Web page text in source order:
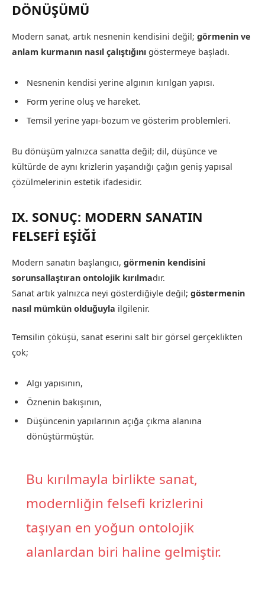
DÖNÜŞÜMÜ
Modern sanat, artık nesnenin kendisini değil; görmenin ve
anlam kurmanın nasıl çalıştığını göstermeye başladı.
Nesnenin kendisi yerine algının kırılgan yapısı.
Form yerine oluş ve hareket.
Temsil yerine yapı-bozum ve gösterim problemleri.
Bu dönüşüm yalnızca sanatta değil; dil, düşünce ve
kültürde de aynı krizlerin yaşandığı çağın geniş yapısal
çözülmelerinin estetik ifadesidir.
IX. SONUÇ: MODERN SANATIN
FELSEFİ EŞİĞİ
Modern sanatın başlangıcı, görmenin kendisini
sorunsallaştıran ontolojik kırılmadır.
Sanat artık yalnızca neyi gösterdiğiyle değil; göstermenin
nasıl mümkün olduğuyla ilgilenir.
Temsilin çöküşü, sanat eserini salt bir görsel gerçeklikten
çok;
Algı yapısının,
Öznenin bakışının,
Düşüncenin yapılarının açığa çıkma alanına
dönüştürmüştür.
Bu kırılmayla birlikte sanat,
modernliğin felsefi krizlerini
taşıyan en yoğun ontolojik
alanlardan biri haline gelmiştir.